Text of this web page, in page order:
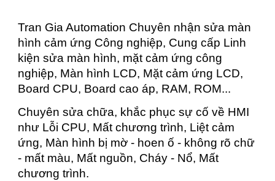
Tran Gia Automation Chuyên nhận sửa màn
hình cảm ứng Công nghiệp, Cung cấp Linh
kiện sửa màn hình, mặt cảm ứng công
nghiệp, Màn hình LCD, Mặt cảm ứng LCD,
Board CPU, Board cao áp, RAM, ROM...
Chuyên sửa chữa, khắc phục sự cố về HMI
như Lỗi CPU, Mất chương trình, Liệt cảm
ứng, Màn hình bị mờ - hoen ố - không rõ chữ
- mất màu, Mất nguồn, Cháy - Nổ, Mất
chương trình.